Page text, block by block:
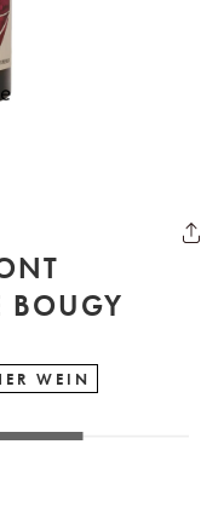
BOUGY
WEIN